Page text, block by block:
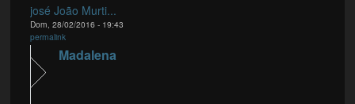
josé João Murti...
Dom, 28/02/2016 - 19:43
permalink
Madalena